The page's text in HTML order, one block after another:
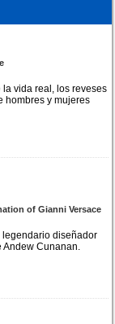
vida real, los reveses
hombres y mujeres
of Gianni Versace
legendario diseñador
Cunanan.